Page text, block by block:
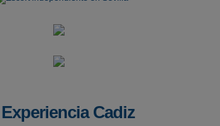
Cadiz